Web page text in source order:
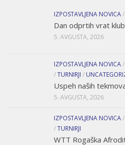
IZPOSTAVLJENA NOVICA/
Dan odprtih vrat
5. AVGUSTA, 2026
IZPOSTAVLJENA NOVICA/
/TURNIRJI /
Uspeh naših
5. AVGUSTA, 2026
IZPOSTAVLJENA NOVICA/
/TURNIRJI
WTT Rogaška